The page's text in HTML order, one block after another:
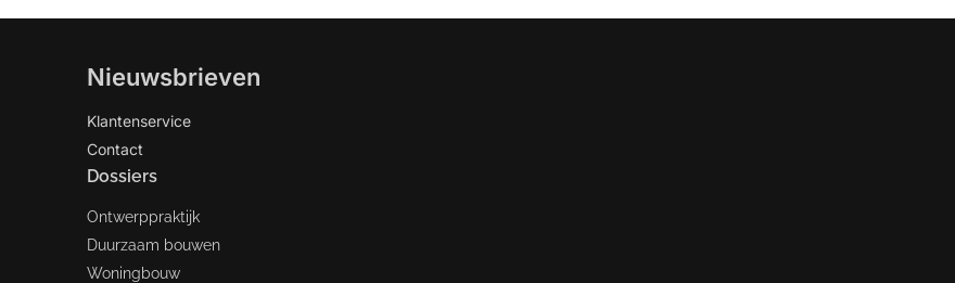
Nieuwsbrieven
Klantenservice
Contact
Dossiers
Ontwerppraktijk
Duurzaam bouwen
Woningbouw